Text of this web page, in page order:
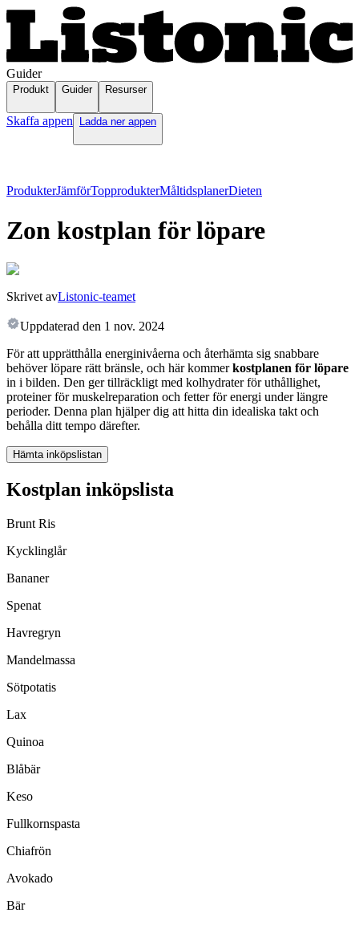
Guider
Produkt Guider Resurser
Skaffa appen Ladda ner appen
ProdukterJämförTopprodukterMåltidsplanerDieten
Zon kostplan för löpare
Skrivet avListonic-teamet
Uppdaterad den 1 nov. 2024
För att upprätthålla energinivåerna och återhämta sig snabbare
behöver löpare rätt bränsle, och här kommerkostplanen för löpare
in i bilden. Den ger tillräckligt med kolhydrater för uthållighet,
proteiner för muskelreparation och fetter för energi under längre
perioder. Denna plan hjälper dig att hitta din idealiska takt och
behålla ditt tempo därefter.
Hämta inköpslistan
Kostplan inköpslista
Brunt Ris
Kycklinglår
Bananer
Spenat
Havregryn
Mandelmassa
Sötpotatis
Lax
Quinoa
Blåbär
Keso
Fullkornspasta
Chiafrön
Avokado
Bär